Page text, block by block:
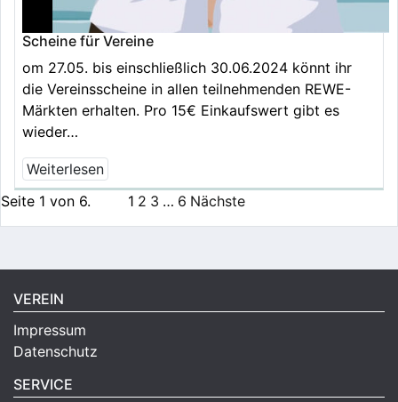
Scheine für Vereine
om 27.05. bis einschließlich 30.06.2024 könnt ihr
die Vereinsscheine in allen teilnehmenden REWE-
Märkten erhalten. Pro 15€ Einkaufswert gibt es
wieder…
Weiterlesen
Seite 1 von 6.
1 2 3 … 6 Nächste
VEREIN
Impressum
Datenschutz
SERVICE